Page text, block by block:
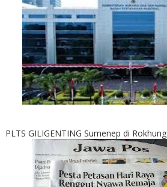
PLTS GILIGENTING Sumenep di Rokhung